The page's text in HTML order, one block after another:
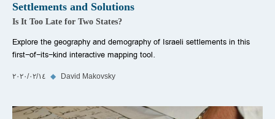
Settlements and Solutions
Is It Too Late for Two States?
Explore the geography and demography of Israeli settlements in this
first-of-its-kind interactive mapping tool.
١٤‏/٠٢‏/٢٠٢٠ ◆ David Makovsky